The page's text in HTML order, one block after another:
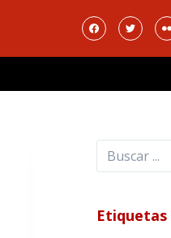
Buscar
Etiquetas